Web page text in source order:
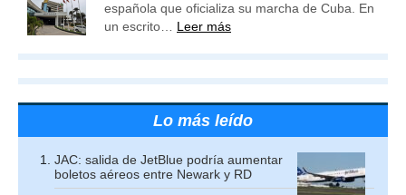
española que oficializa su marcha de Cuba. En
un escrito… Leer más
Lo más leído
JAC: salida de JetBlue podría aumentar
boletos aéreos entre Newark y RD